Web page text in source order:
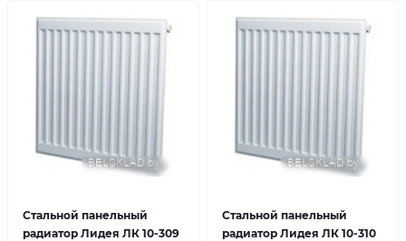
Стальной панельный
радиатор Лидея ЛК 10-309
Стальной панельный
радиатор Лидея ЛК 10-310